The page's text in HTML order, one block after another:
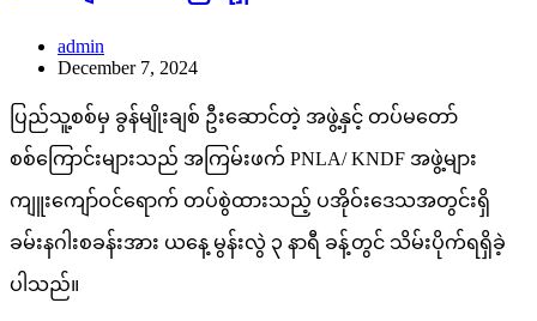
admin
December 7, 2024
ပြည်သူ့စစ်မှ ခွန်မျိုးချစ် ဦးဆောင်တဲ့ အဖွဲ့နှင့် တပ်မတော်
စစ်ကြောင်းများသည် အကြမ်းဖက် PNLA/ KNDF အဖွဲ့များ
ကျူးကျော်ဝင်ရောက် တပ်စွဲထားသည့် ပအိုဝ်းဒေသအတွင်းရှိ
ခမ်းနဂါးစခန်းအား ယနေ့ မွန်းလွဲ ၃ နာရီ ခန့်တွင် သိမ်းပိုက်ရရှိခဲ့
ပါသည်။